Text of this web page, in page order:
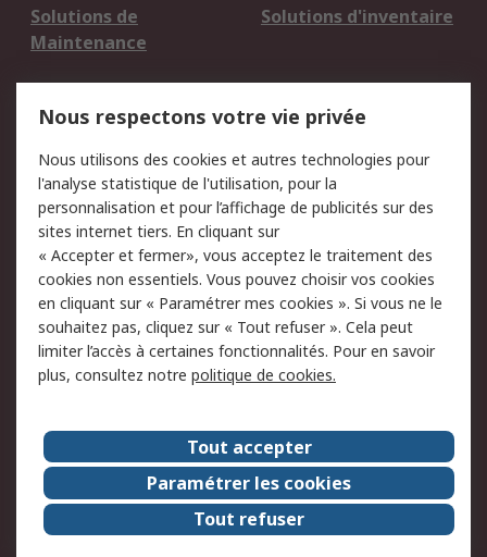
Solutions de
Maintenance
Solutions d'inventaire
du site
Politique de protection
des données - Mise à
jour
Sécurité des E-mails
Conditions générales
de vente
Politique anti-
corruption
Campagnes marketing
A propos de RS
A propos de RS France
Evénements
Le groupe RS Group Plc
Presse
RS dans le monde
Démarche RSE
Nous rejoindre
RS Particuliers
Nous respectons votre vie privée
Nous utilisons des cookies et autres technologies pour
l'analyse statistique de l'utilisation, pour la
personnalisation et pour l’affichage de publicités sur des
sites internet tiers. En cliquant sur
« Accepter et fermer», vous acceptez le traitement des
cookies non essentiels. Vous pouvez choisir vos cookies
en cliquant sur « Paramétrer mes cookies ». Si vous ne le
souhaitez pas, cliquez sur « Tout refuser ». Cela peut
limiter l’accès à certaines fonctionnalités. Pour en savoir
plus, consultez notre politique de cookies.
Tout accepter
Paramétrer les cookies
Tout refuser